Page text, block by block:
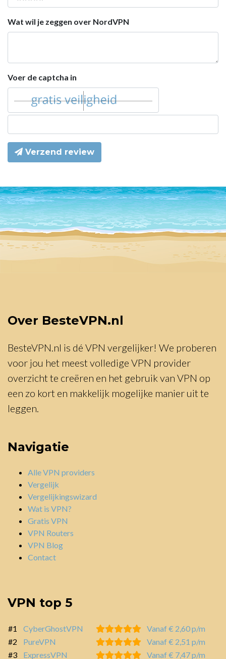
Wat wil je zeggen over NordVPN
Voer de captcha in
Verzend review
Over BesteVPN.nl
BesteVPN.nl is dé VPN vergelijker! We proberen
voor jou het meest volledige VPN provider
overzicht te creëren en het gebruik van VPN op
een zo kort en makkelijk mogelijke manier uit te
leggen.
Navigatie
Alle VPN providers
Vergelijk
Vergelijkingswizard
Wat is VPN?
Gratis VPN
VPN Routers
VPN Blog
Contact
VPN top 5
#1 CyberGhostVPN
Vanaf € 2,60 p/m
#2
PureVPN
Vanaf € 2,51 p/m
#3
ExpressVPN Vanaf € 7,47 p/m